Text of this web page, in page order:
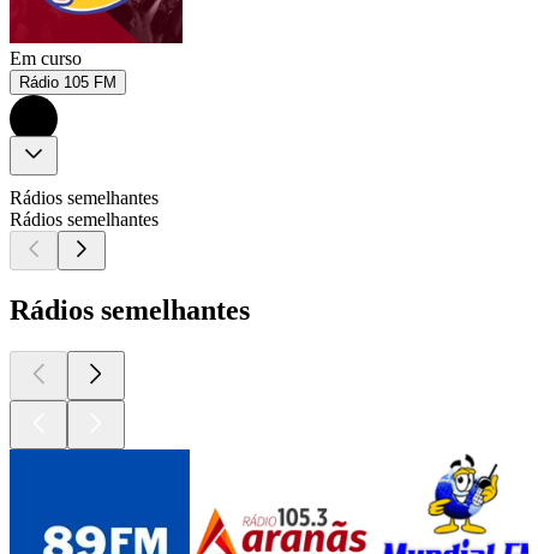
Em curso
Rádio 105 FM
Rádios semelhantes
Rádios semelhantes
Rádios semelhantes